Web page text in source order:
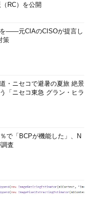
RC）を公開
――元CIAのCISOが提言し
策
・ニセコで避暑の夏旅 絶景
「ニセコ東急 グラン・ヒラ
で「BCPが機能した」、N
査